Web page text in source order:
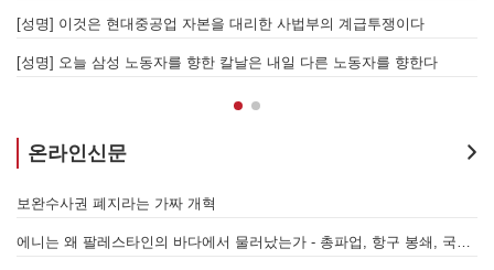
대리한 사법부의 계급투쟁이다
날은 내일 다른 노동자를 향한다
온라인신문
짜 개혁
에니는 왜 팔레스타인의 바다에서 물러났는가 - 총파업, 항구 봉쇄, 국제 연대가 만들어 낸 에너지 자본의 후퇴 [번역] 빵과 장미: 자본주